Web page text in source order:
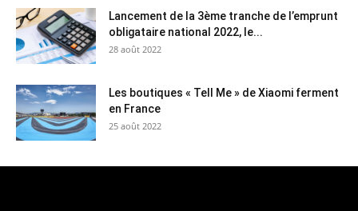
Lancement de la 3ème tranche de l’emprunt
obligataire national 2022, le...
28 août 2022
Les boutiques « Tell Me » de Xiaomi ferment
en France
25 août 2022